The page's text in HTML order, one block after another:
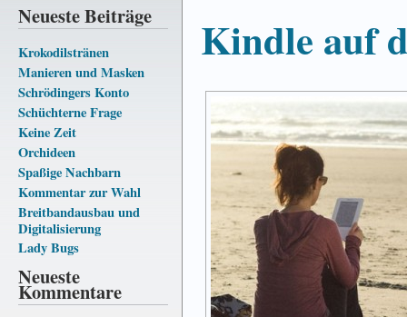
Neueste Beiträge
Krokodilstränen
Manieren und Masken
Schrödingers Konto
Schüchterne Frage
Keine Zeit
Orchideen
Spaßige Nachbarn
Kommentar zur Wahl
Breitbandausbau und
Digitalisierung
Lady Bugs
Neueste
Kommentare
Kindle auf